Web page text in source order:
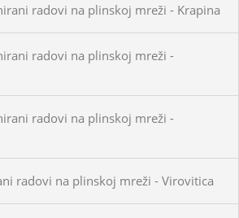
radovi na plinskoj mreži - Krapina
radovi na plinskoj mreži -
radovi na plinskoj mreži -
radovi na plinskoj mreži - Virovitica